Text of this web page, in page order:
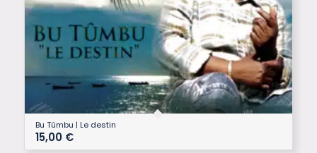
Bu Tûmbu | Le destin
15,00 €